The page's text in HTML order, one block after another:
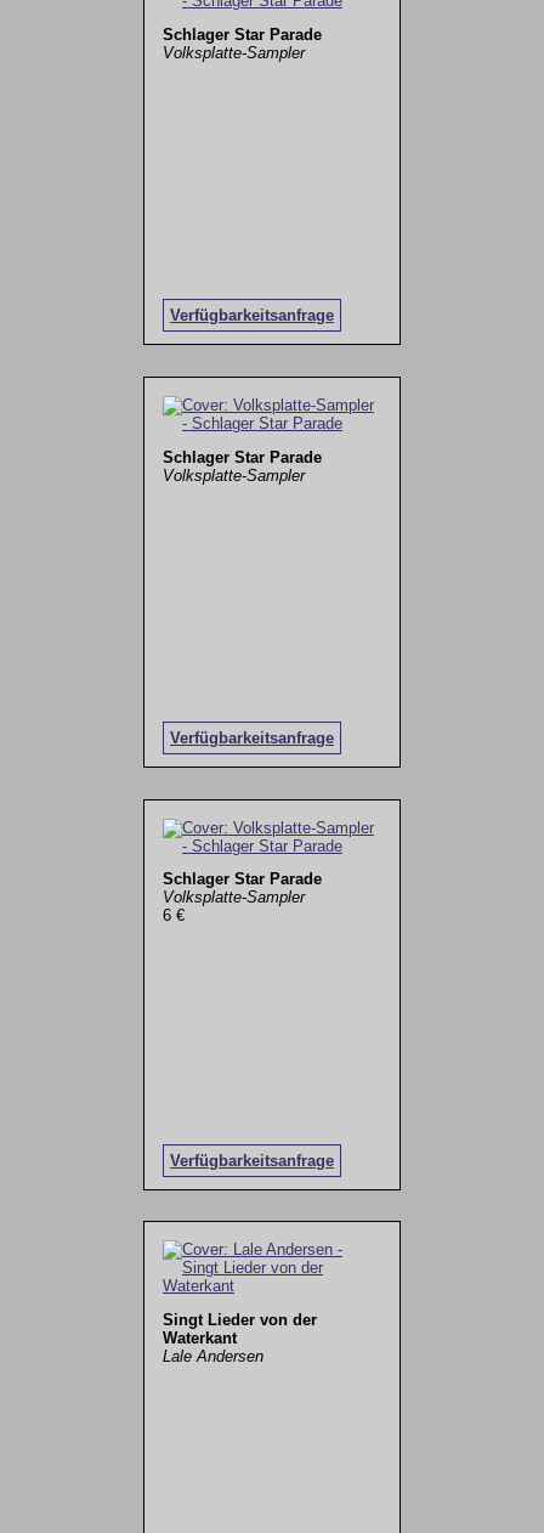
Schlager Star Parade
Volksplatte-Sampler
Verfügbarkeitsanfrage
Schlager Star Parade
Volksplatte-Sampler
Verfügbarkeitsanfrage
Schlager Star Parade
Volksplatte-Sampler
6 €
Verfügbarkeitsanfrage
Singt Lieder von der
Waterkant
Lale Andersen